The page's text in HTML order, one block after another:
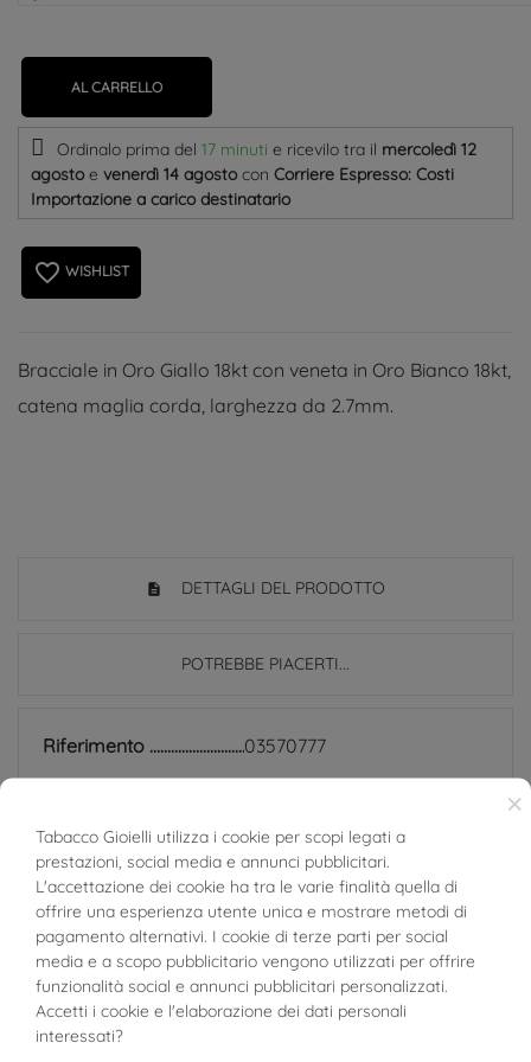
AL CARRELLO
Ordinalo prima del 17 minuti e ricevilo tra il mercoledì 12
agostoe venerdì 14 agosto con Corriere Espresso: Costi
Importazione a carico destinatario
favorite_border WISHLIST
Bracciale in Oro Giallo 18kt con veneta in Oro Bianco 18kt,
catena maglia corda, larghezza da 2.7mm.
DETTAGLI DEL PRODOTTO
POTREBBE PIACERTI...
Riferimento
03570777
In magazzino
2 Articoli
SCHEDA TECNICA
Peso 2.55g
Larghezza
Spessore 2.7mm
×
Tabacco Gioielli utilizza i cookie per scopi legati a
prestazioni, social media e annunci pubblicitari.
L'accettazione dei cookie ha tra le varie finalità quella di
offrire una esperienza utente unica e mostrare metodi di
pagamento alternativi. I cookie di terze parti per social
media e a scopo pubblicitario vengono utilizzati per offrire
funzionalità social e annunci pubblicitari personalizzati.
Accetti i cookie e l'elaborazione dei dati personali
interessati?